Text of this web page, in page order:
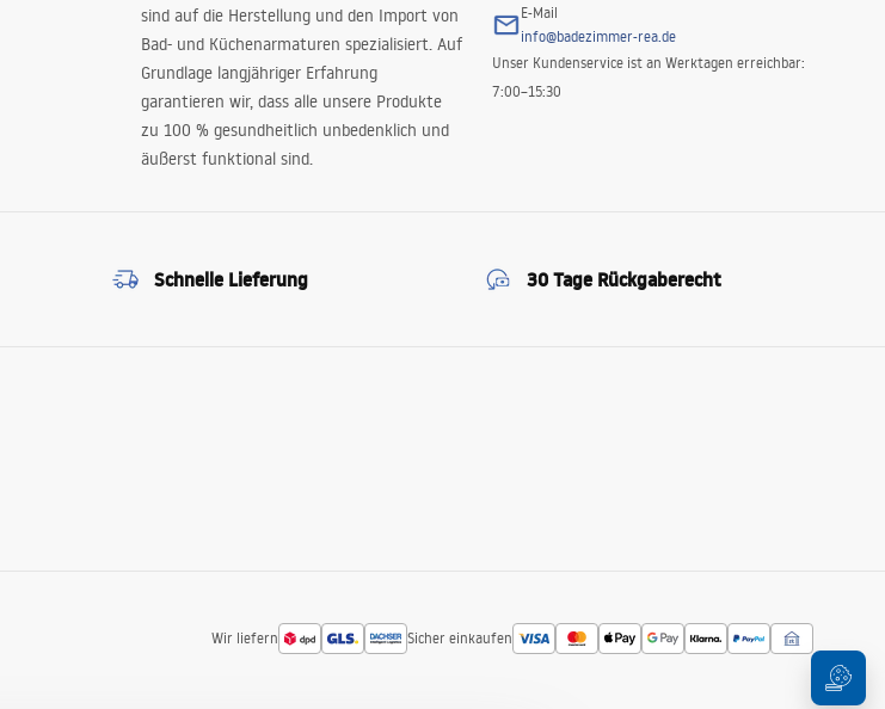
sind auf die Herstellung und den Import von
Bad- und Küchenarmaturen spezialisiert. Auf
Grundlage langjähriger Erfahrung
garantieren wir, dass alle unsere Produkte
zu 100 % gesundheitlich unbedenklich und
äußerst funktional sind.
E-Mail
info@badezimmer-rea.de
Unser Kundenservice ist an Werktagen erreichbar:
7:00–15:30
Schnelle Lieferung 30 Tage Rückgaberecht
Wir liefern Sicher einkaufen